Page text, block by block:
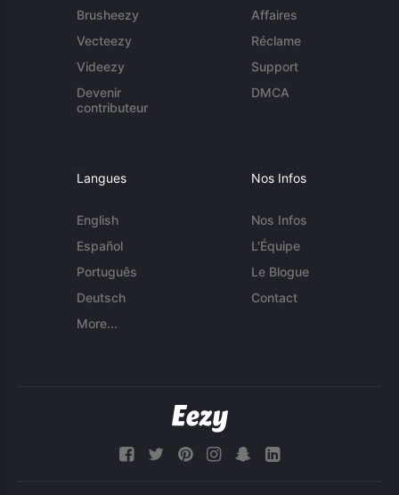
Brusheezy
Vecteezy
Videezy
Devenir
contributeur
Affaires
Réclame
Support
DMCA
Langues
English
Español
Português
Deutsch
More...
Nos Infos
Nos Infos
L'Équipe
Le Blogue
Contact